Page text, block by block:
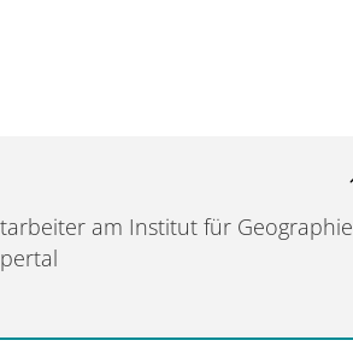
am Institut für Geographie